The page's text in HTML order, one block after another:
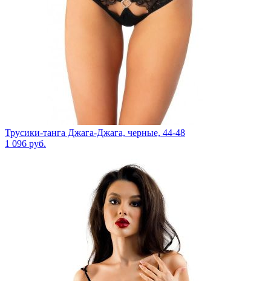
Трусики-танга Джага-Джага, черные, 44-48
1 096 руб.